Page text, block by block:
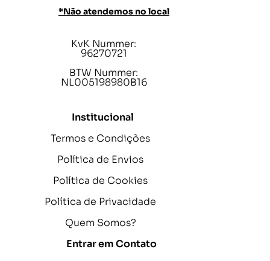
*Não atendemos no local
KvK Nummer:
96270721
BTW Nummer:
NL005198980B16
Institucional
Termos e Condições
Política de Envios
Política de Cookies
Política de Privacidade
Quem Somos?
Entrar em Contato